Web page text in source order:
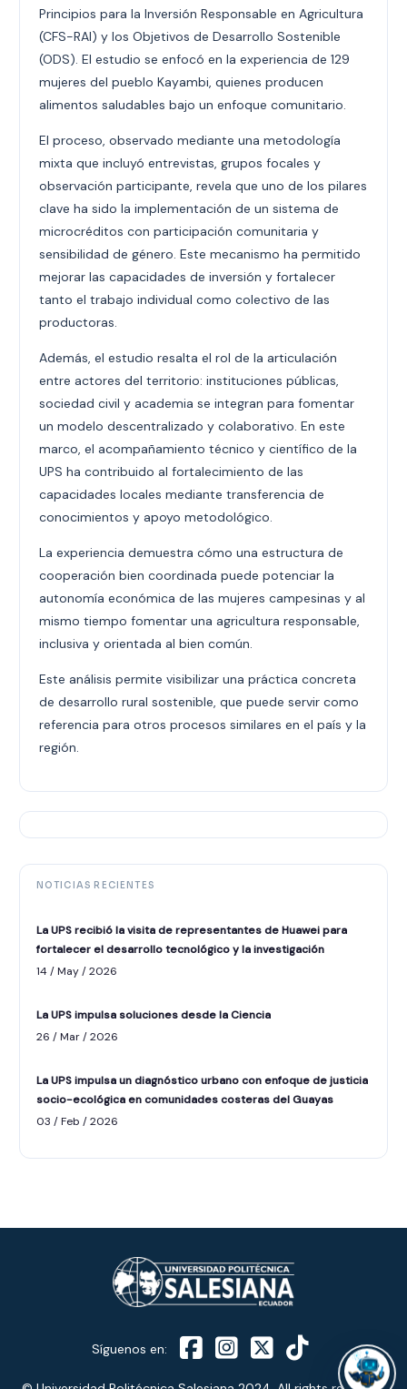
Principios para la Inversión Responsable en Agricultura
(CFS-RAI) y los Objetivos de Desarrollo Sostenible
(ODS). El estudio se enfocó en la experiencia de 129
mujeres del pueblo Kayambi, quienes producen
alimentos saludables bajo un enfoque comunitario.
El proceso, observado mediante una metodología
mixta que incluyó entrevistas, grupos focales y
observación participante, revela que uno de los pilares
clave ha sido la implementación de un sistema de
microcréditos con participación comunitaria y
sensibilidad de género. Este mecanismo ha permitido
mejorar las capacidades de inversión y fortalecer
tanto el trabajo individual como colectivo de las
productoras.
Además, el estudio resalta el rol de la articulación
entre actores del territorio: instituciones públicas,
sociedad civil y academia se integran para fomentar
un modelo descentralizado y colaborativo. En este
marco, el acompañamiento técnico y científico de la
UPS ha contribuido al fortalecimiento de las
capacidades locales mediante transferencia de
conocimientos y apoyo metodológico.
La experiencia demuestra cómo una estructura de
cooperación bien coordinada puede potenciar la
autonomía económica de las mujeres campesinas y al
mismo tiempo fomentar una agricultura responsable,
inclusiva y orientada al bien común.
Este análisis permite visibilizar una práctica concreta
de desarrollo rural sostenible, que puede servir como
referencia para otros procesos similares en el país y la
región.
NOTICIAS RECIENTES
La UPS recibió la visita de representantes de Huawei para
fortalecer el desarrollo tecnológico y la investigación
14 / May / 2026
La UPS impulsa soluciones desde la Ciencia
26 / Mar / 2026
La UPS impulsa un diagnóstico urbano con enfoque de justicia
socio-ecológica en comunidades costeras del Guayas
03 / Feb / 2026
Síguenos en:
ASISTENTE UPS